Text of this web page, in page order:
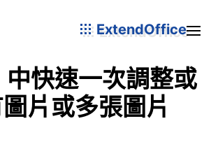
ExtendOffice
快速一次調整或
片或多張圖片